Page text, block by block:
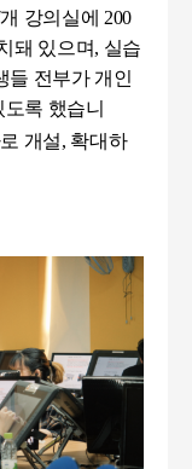
개 강의실에 200
돼 있으며, 실습
들 전부가 개인
록 했습니
개설, 확대하